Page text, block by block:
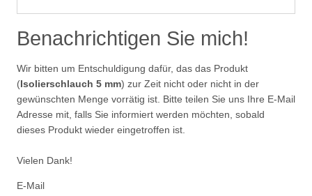
Benachrichtigen Sie mich!
Wir bitten um Entschuldigung dafür, das das Produkt
(Isolierschlauch 5 mm) zur Zeit nicht oder nicht in der
gewünschten Menge vorrätig ist. Bitte teilen Sie uns Ihre E-Mail
Adresse mit, falls Sie informiert werden möchten, sobald
dieses Produkt wieder eingetroffen ist.
Vielen Dank!
E-Mail